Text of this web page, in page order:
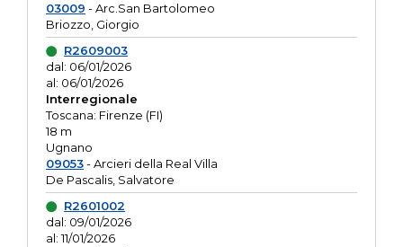
03009 - Arc.San Bartolomeo
Briozzo, Giorgio
R2609003
dal: 06/01/2026
al: 06/01/2026
Interregionale
Toscana: Firenze (FI)
18 m
Ugnano
09053- Arcieri della Real Villa
De Pascalis, Salvatore
R2601002
dal: 09/01/2026
al: 11/01/2026